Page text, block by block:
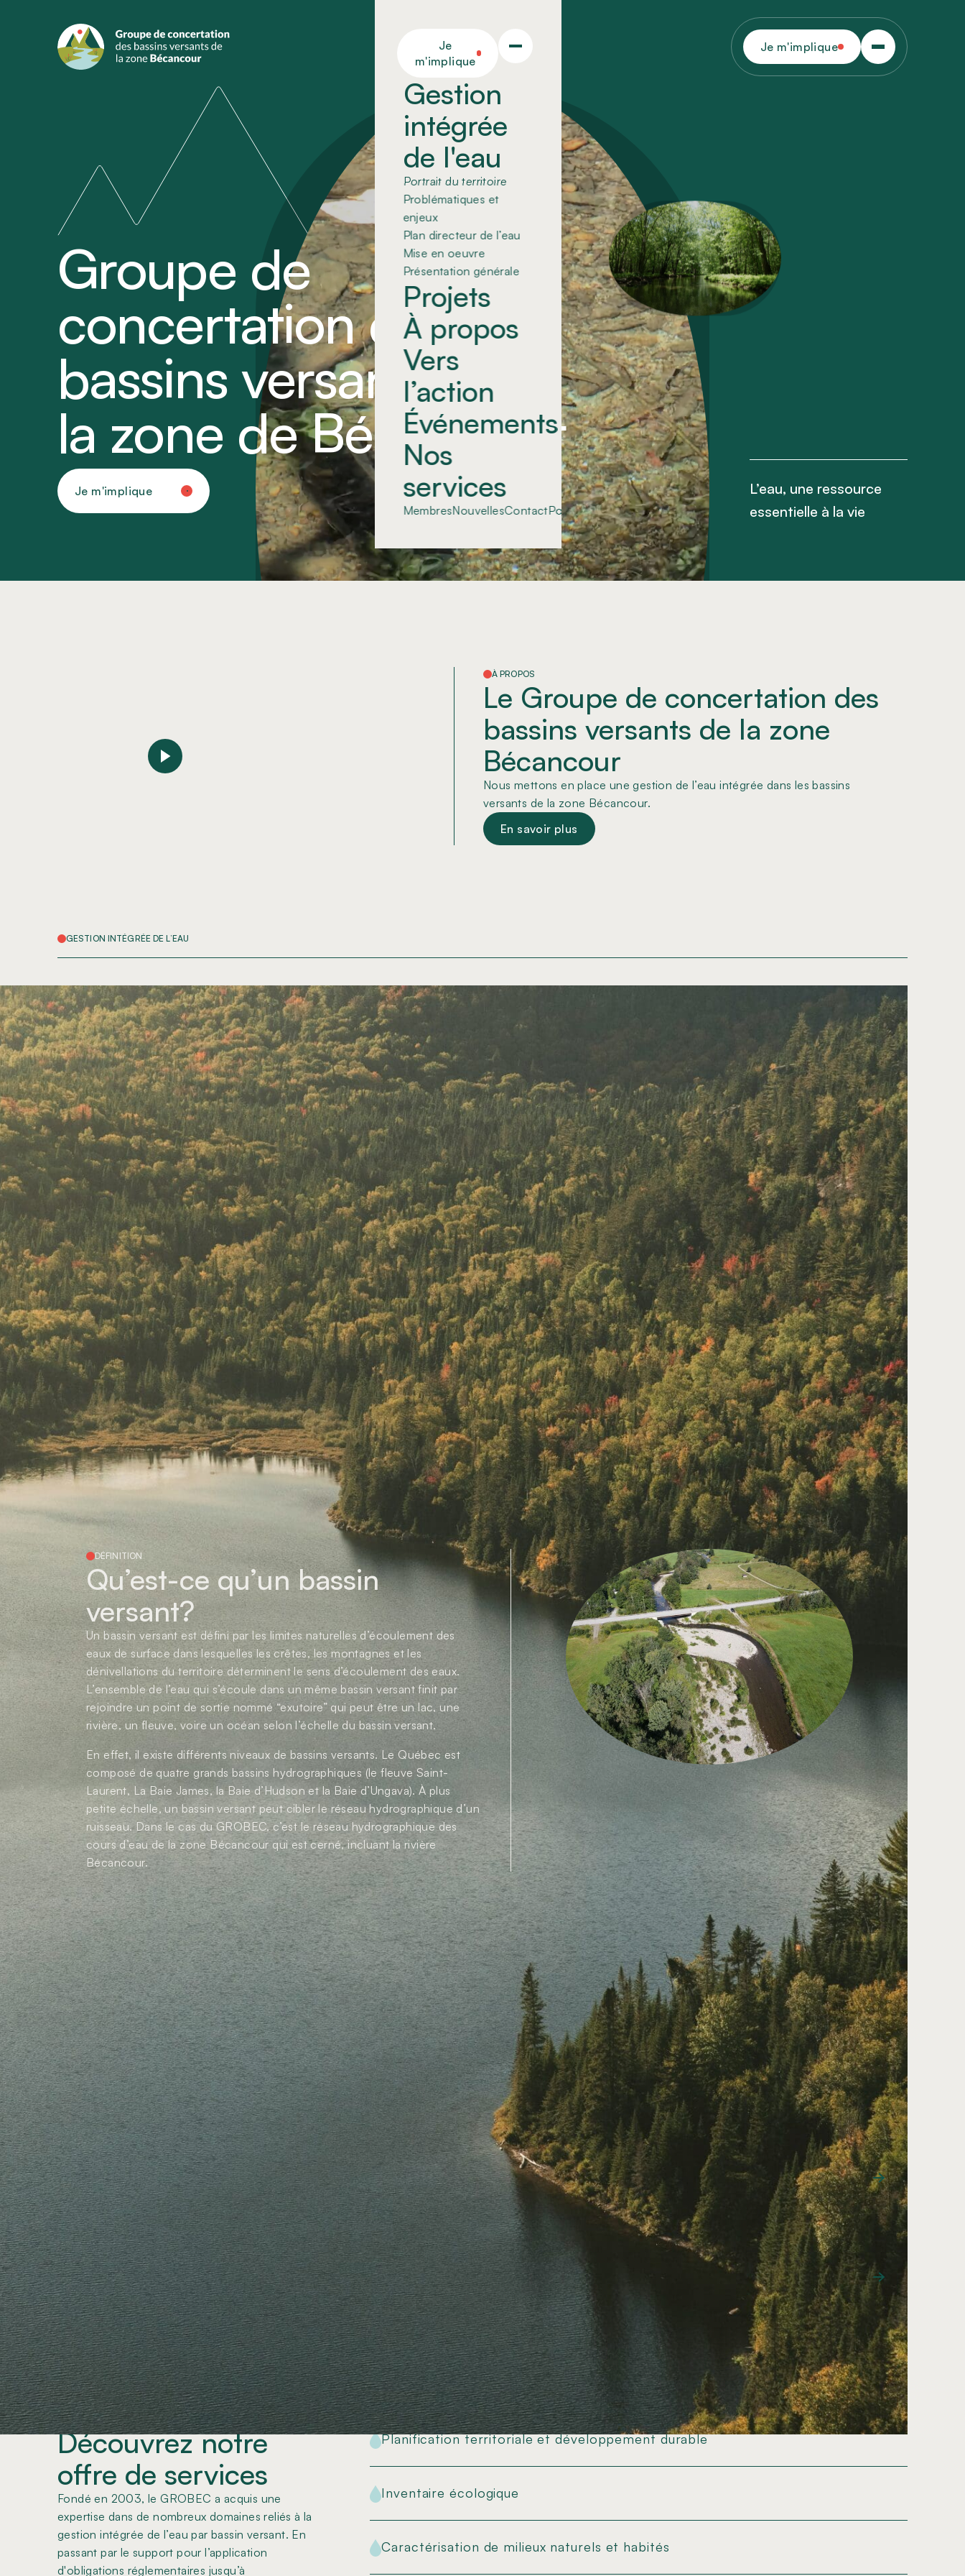
Je m'implique
Je
m'implique
Gestion
intégrée
de l'eau
Portrait du territoire
Problématiques et
enjeux
Plan directeur de l’eau
Mise en oeuvre
Présentation générale
Projets
À propos
Vers
l’action
Événements
Nos
services
MembresNouvellesContactPortail
Groupe de
concertation des
bassins versants de
la zone de Bécancour
Je m'implique
L’eau, une ressource
essentielle à la vie
À PROPOS
Le Groupe de concertation des
bassins versants de la zone
Bécancour
Nous mettons en place une gestion de l’eau intégrée dans les bassins
versants de la zone Bécancour.
En savoir plus
GESTION INTÉGRÉE DE L’EAU
La Gestion
intégrée des
ressources en eau
(GIRE)
La gestion intégrée de l’eau par bassin versant (GIEBV) est un
mode de gestion qui tient compte de l’ensemble des activités à
l’intérieur d’un bassin versant qui ont un impact sur la ressource
eau.
Ce qui est mis en place:
Une zone de gestion intégrée de l’eau par bassin versant
Un Plan directeur de l’eau
Une table de concertation
En savoir plus
DÉFINITION
Qu’est-ce qu’un bassin
versant?
Un bassin versant est défini par les limites naturelles d’écoulement des
eaux de surface dans lesquelles les crêtes, les montagnes et les
dénivellations du territoire déterminent le sens d’écoulement des eaux.
L’ensemble de l’eau qui s’écoule dans un même bassin versant finit par
rejoindre un point de sortie nommé “exutoire” qui peut être un lac, une
rivière, un fleuve, voire un océan selon l’échelle du bassin versant.
En effet, il existe différents niveaux de bassins versants. Le Québec est
composé de quatre grands bassins hydrographiques (le fleuve Saint-
Laurent, La Baie James, la Baie d’Hudson et la Baie d’Ungava). À plus
petite échelle, un bassin versant peut cibler le réseau hydrographique d’un
ruisseau. Dans le cas du GROBEC, c’est le réseau hydrographique des
cours d’eau de la zone Bécancour qui est cerné, incluant la rivière
Bécancour.
Offres d'emplois
Offre de stage Été 2026 – Technicien(ne)s en environnement
Mai 2026
CONTRAT ESTIVAL, TEMPS PLEIN
Offre de stage Été 2026 – Stagiaire en communication
Mai 2026
CONTRAT ESTIVAL, TEMPS PLEIN
SERVICES
Découvrez notre
offre de services
Fondé en 2003, le GROBEC a acquis une
expertise dans de nombreux domaines reliés à la
gestion intégrée de l’eau par bassin versant. En
passant par le support pour l’application
d'obligations réglementaires jusqu’à
Planification territoriale et développement durable
Inventaire écologique
Caractérisation de milieux naturels et habités